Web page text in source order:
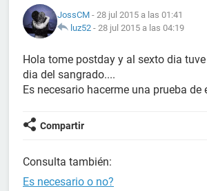
JossCM - 28 jul 2015 a las 01:41
luz52 - 28 jul 2015 a las 04:19
Hola tome postday y al sexto dia
dia del sangrado....
Es necesario hacerme una prueba de
Compartir
Consulta también:
Es necesario o no?